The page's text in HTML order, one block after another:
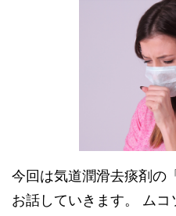
今回は気道潤滑去痰剤の
お話していきます。 ム